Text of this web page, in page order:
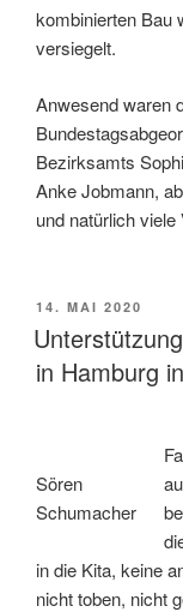
kombinierten Bau
versiegelt.
Anwesend waren
Bezirksamts
Anke Jobmann,
und natürlich viele
VERÖFFENTLICHT
AM
14. MAI 2020
in Hamburg
Sören
Schumacher
in die Kita, keine
nicht toben, nicht